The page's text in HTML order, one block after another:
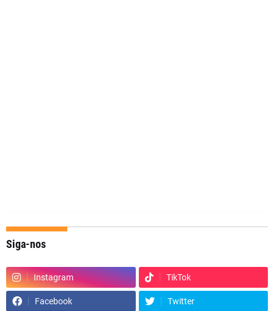
Siga-nos
Instagram TikTok
Facebook Twitter